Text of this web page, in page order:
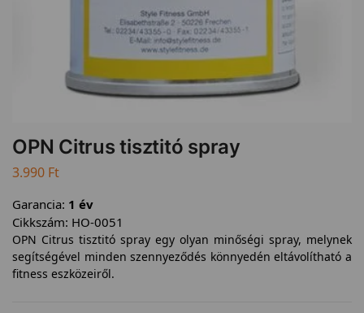
OPN Citrus tisztitó spray
3.990 Ft
Garancia: 1 év
Cikkszám: HO-0051
OPN Citrus tisztitó spray egy olyan minőségi spray, melynek
segítségével minden szennyeződés könnyedén eltávolítható a
fitness eszközeiről.